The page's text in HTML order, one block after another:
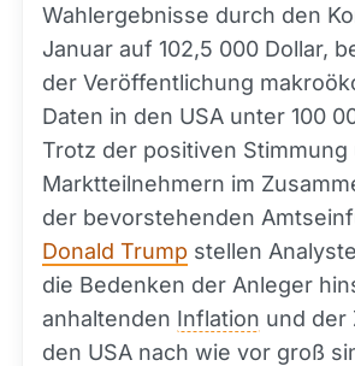
Wahlergebnisse durch den
Januar auf 102,5 000 Dollar,
der Veröffentlichung
Daten in den USA unter 100
Trotz der positiven Stimmung
Marktteilnehmern im
der bevorstehenden
Donald Trump stellen
die Bedenken der Anleger
anhaltenden Inflation und der
den USA nach wie vor groß